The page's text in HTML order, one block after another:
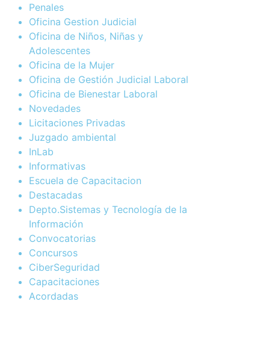
Penales
Oficina Gestion Judicial
Oficina de Niños, Niñas y
Adolescentes
Oficina de la Mujer
Oficina de Gestión Judicial Laboral
Oficina de Bienestar Laboral
Novedades
Licitaciones Privadas
Juzgado ambiental
InLab
Informativas
Escuela de Capacitacion
Destacadas
Depto.Sistemas y Tecnología de la
Información
Convocatorias
Concursos
CiberSeguridad
Capacitaciones
Acordadas